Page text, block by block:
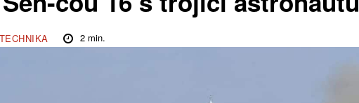
2min.